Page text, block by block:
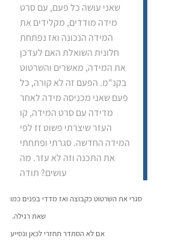
שאני עושה כל פעם, עם סרט
מידה מודדים, מקלידים את
המידה הנכונה ואז נפתחת
חלונית השואלת האם לעדכן
את המידה, מאשרים והשרטוט
בקנ"מ. הפעם זה לא קורה, כל
פעם שאני מכניסה מידה לאחר
מדידה עם סרט המידה, קו
העזר שיצרתי פשוט זז לפי
המידה החדשה. סגרתי ופתחתי
את התכנה וזה לא עזר. מה
עושים? תודה
סגרי את השרטוט כקבוצה ואז מדדי בפנים כמו
שאת רגילה.
אם לא הסתדר תחזרי לכאן ונסייע